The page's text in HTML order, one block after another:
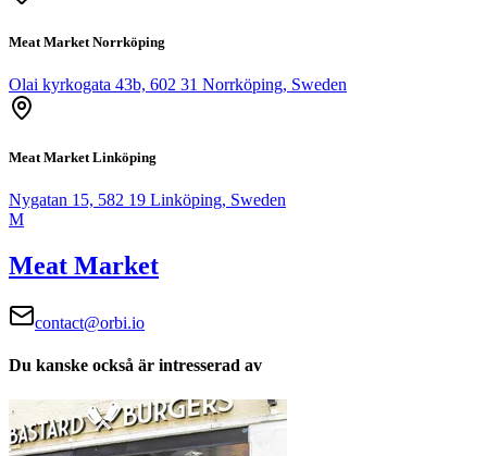
Meat Market Norrköping
Olai kyrkogata 43b, 602 31 Norrköping, Sweden
Meat Market Linköping
Nygatan 15, 582 19 Linköping, Sweden
M
Meat Market
contact@orbi.io
Du kanske också är intresserad av